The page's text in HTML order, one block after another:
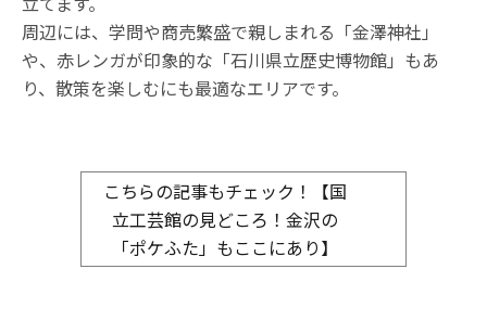
周辺には、学問や商売繁盛で親しまれる「金澤神社」
や、赤レンガが印象的な「石川県立歴史博物館」もあ
り、散策を楽しむにも最適なエリアです。
こちらの記事もチェック！【国
立工芸館の見どころ！金沢の
「ポケふた」もここにあり】